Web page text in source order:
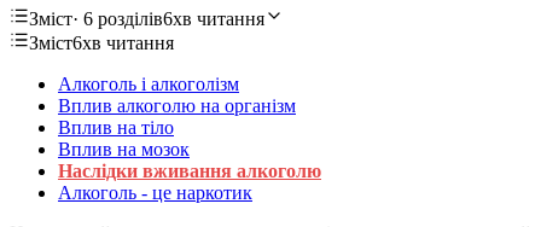
Зміст· 6 розділів6хв читання
Зміст6хв читання
Алкоголь і алкоголізм
Вплив алкоголю на організм
Вплив на тіло
Вплив на мозок
Наслідки вживання алкоголю
Алкоголь - це наркотик